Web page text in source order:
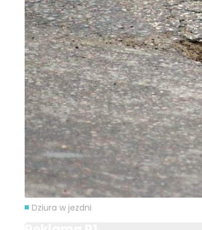
Dziura w jezdni